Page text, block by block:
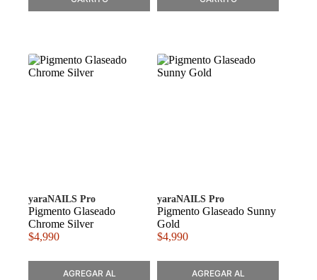
yaraNAILS Pro
Pigmento Glaseado
Chrome Silver
$4,990
AGREGAR AL
yaraNAILS Pro
Pigmento Glaseado Sunny
Gold
$4,990
AGREGAR AL